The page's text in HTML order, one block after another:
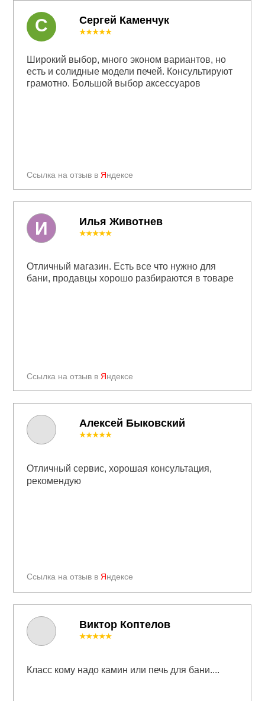
Сергей Каменчук
Ссылка на отзыв в Яндексе
★★★★★
Широкий выбор, много эконом вариантов, но
есть и солидные модели печей. Консультируют
грамотно. Большой выбор аксессуаров
С
Илья Животнев
Ссылка на отзыв в Яндексе
★★★★★
Отличный магазин. Есть все что нужно для
бани, продавцы хорошо разбираются в товаре
И
Алексей Быковский
Ссылка на отзыв в Яндексе
★★★★★
Отличный сервис, хорошая консультация,
рекомендую
★★★★★
Класс кому надо камин или печь для бани....
Виктор Коптелов